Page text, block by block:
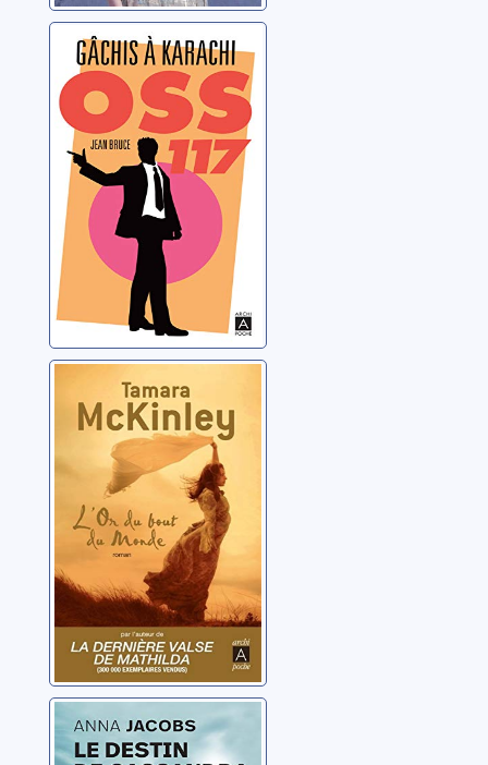
Gâchis à Karachi
Bruce, Jean
[Oceana]: [3]: L'or
du bout du
monde
McKinley, Tamara
Cassandra: 1: Le
destin de